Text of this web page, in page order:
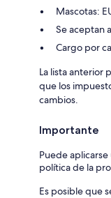
Mascotas:
Se aceptan
Cargo por
La lista anterior
que los
cambios.
Importante
Puede
política de la
Es posible que